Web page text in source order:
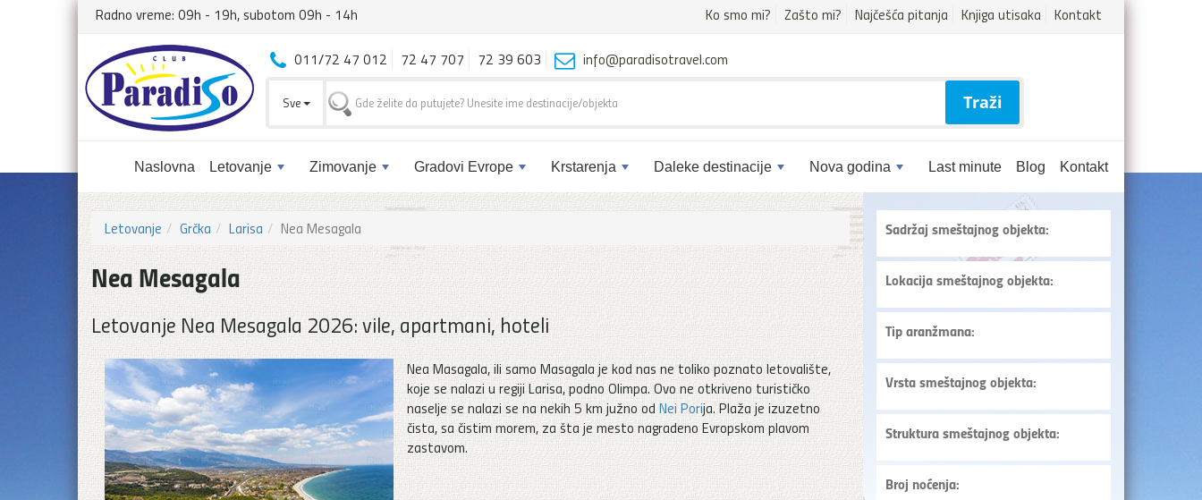
Radno vreme: 09h - 19h, subotom 09h - 14h Ko smo mi? Zašto mi? Najčešća pitanja Knjiga utisaka Kontakt
Naslovna Letovanje Zimovanje Gradovi Evrope Krstarenja Daleke destinacije Nova godina Last minute Blog Kontakt
011/72 47 012 72 47 707 72 39 603 info@paradisotravel.com
Sve Traži
Sadržaj smeštajnog objekta:
Lokacija smeštajnog objekta:
Tip aranžmana:
Vrsta smeštajnog objekta:
Struktura smeštajnog objekta:
Broj noćenja:
Letovanje Grčka Larisa Nea Mesagala
Nea Mesagala
Letovanje Nea Mesagala 2026: vile, apartmani, hoteli
Nea Masagala, ili samo Masagala je kod nas ne toliko poznato letovalište,
koje se nalazi u regiji Larisa, podno Olimpa. Ovo ne otkriveno turističko
naselje se nalazi se na nekih 5 km južno odNei Porija. Plaža je izuzetno
čista, sa čistim morem, za šta je mesto nagradeno Evropskom plavom
zastavom.